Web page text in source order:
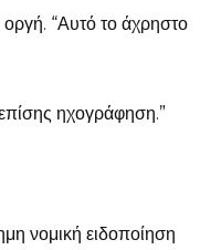
“Αυτό το άχρηστο
ηχογράφηση.”
νομική ειδοποίηση